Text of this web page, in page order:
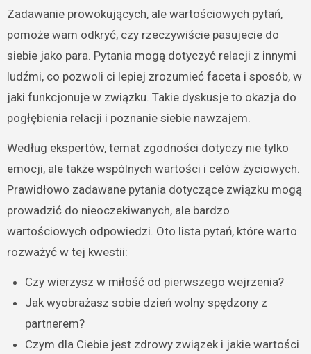
Zadawanie prowokujących, ale wartościowych pytań,
pomoże wam odkryć, czy rzeczywiście pasujecie do
siebie jako para. Pytania mogą dotyczyć relacji z innymi
ludźmi, co pozwoli ci lepiej zrozumieć faceta i sposób, w
jaki funkcjonuje w związku. Takie dyskusje to okazja do
pogłębienia relacji i poznanie siebie nawzajem.
Według ekspertów, temat zgodności dotyczy nie tylko
emocji, ale także wspólnych wartości i celów życiowych.
Prawidłowo zadawane pytania dotyczące związku mogą
prowadzić do nieoczekiwanych, ale bardzo
wartościowych odpowiedzi. Oto lista pytań, które warto
rozważyć w tej kwestii:
Czy wierzysz w miłość od pierwszego wejrzenia?
Jak wyobrażasz sobie dzień wolny spędzony z
partnerem?
Czym dla Ciebie jest zdrowy związek i jakie wartości